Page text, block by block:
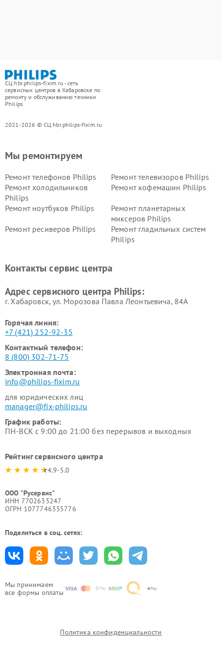
СЦ hbr.philips-fixim.ru - сеть
сервисных центров в Хабаровске по
ремонту и обслуживанию техники
Philips
2021-2026 © СЦ hbr.philips-fixim.ru
Мы принимаем
все формы оплаты
Мы ремонтируем
Ремонт телефонов Philips
Ремонт телевизоров Philips
Ремонт холодильников
Philips
Ремонт кофемашин Philips
Ремонт ноутбуков Philips
Ремонт планетарных
миксеров Philips
Ремонт ресиверов Philips
Ремонт гладильных систем
Philips
Ремонт стиральных машин
Ремонт увлажнителей
Контакты сервис центра
Адрес сервисного центра Philips:
г. Хабаровск, ул. Морозова Павла Леонтьевича, 84А
Горячая линия:
+7 (421) 252-92-35
Контактный телефон:
8 (800) 302-71-75
Электронная почта:
info@philips-fixim.ru
для юридических лиц
manager@fix-philips.ru
График работы:
ПН-ВСК с 9:00 до 21:00 без перерывов и выходных
Рейтинг сервисного центра
4.9-5.0
ООО "Русервис"
ИНН 7702633247
ОГРН 1077746335776
Поделиться в соц. сетях:
Политика конфиденциальности